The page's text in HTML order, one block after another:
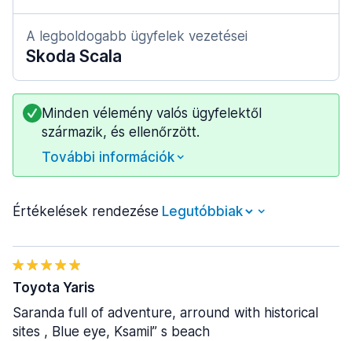
A legboldogabb ügyfelek vezetései
Skoda Scala
Minden vélemény valós ügyfelektől
származik, és ellenőrzött.
További információk
Értékelések rendezése
Toyota Yaris
Saranda full of adventure, arround with historical
sites , Blue eye, Ksamil” s beach